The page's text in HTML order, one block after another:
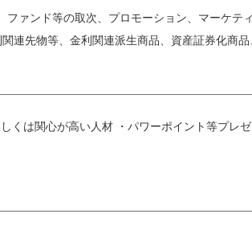
ァンド等の取次、プロモーション、マーケテ
連先物等、金利関連派生商品、資産証券化商
くは関心が高い人材 ・パワーポイント等プレ